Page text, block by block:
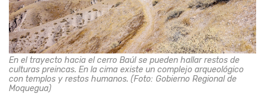
En el trayecto hacia el cerro Baúl se pueden hallar restos de
culturas preincas. En la cima existe un complejo arqueológico
con templos y restos humanos. (Foto: Gobierno Regional de
Moquegua)